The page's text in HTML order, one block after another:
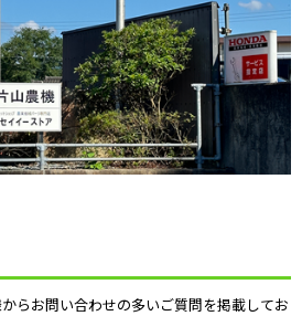
らお問い合わせの多いご質問を掲載してお